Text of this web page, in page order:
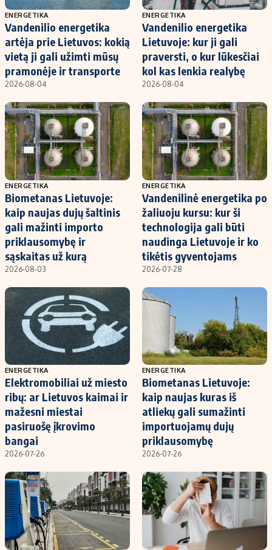
ENERGETIKA
Vandenilio energetika
artėja prie Lietuvos: kokią
vietą ji gali užimti mūsų
pramonėje ir transporte
2026-08-04
ENERGETIKA
Vandenilio energetika
Lietuvoje: kur ji gali
praversti, o kur lūkesčiai
kol kas lenkia realybę
2026-08-04
ENERGETIKA
Biometanas Lietuvoje:
kaip naujas dujų šaltinis
gali mažinti importo
priklausomybę ir
sąskaitas už kurą
2026-08-03
ENERGETIKA
Vandenilinė energetika po
žaliuoju kursu: kur ši
technologija gali būti
naudinga Lietuvoje ir ko
tikėtis gyventojams
2026-07-28
ENERGETIKA
Elektromobiliai už miesto
ribų: ar Lietuvos kaimai ir
mažesni miestai
pasiruošę įkrovimo
bangai
2026-07-26
ENERGETIKA
Biometanas Lietuvoje:
kaip naujas kuras iš
atliekų gali sumažinti
importuojamų dujų
priklausomybę
2026-07-26